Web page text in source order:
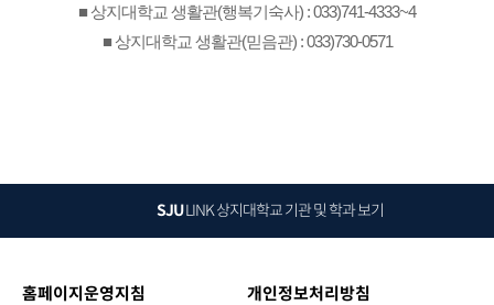
■ 상지대학교 생활관(행복기숙사) : 033)741-4333~4
■ 상지대학교 생활관(믿음관) : 033)730-0571
SJULINK상지대학교 기관 및 학과 보기
홈페이지운영지침 개인정보처리방침